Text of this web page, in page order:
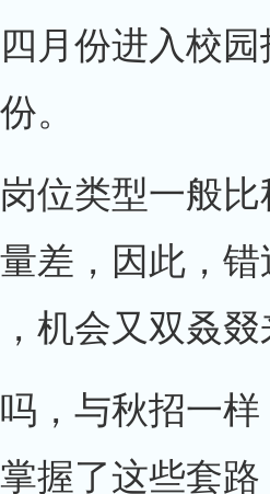
月份进入校
。
位类型一般
差，因此，
机会又双叒
，与秋招一样
握了这些套